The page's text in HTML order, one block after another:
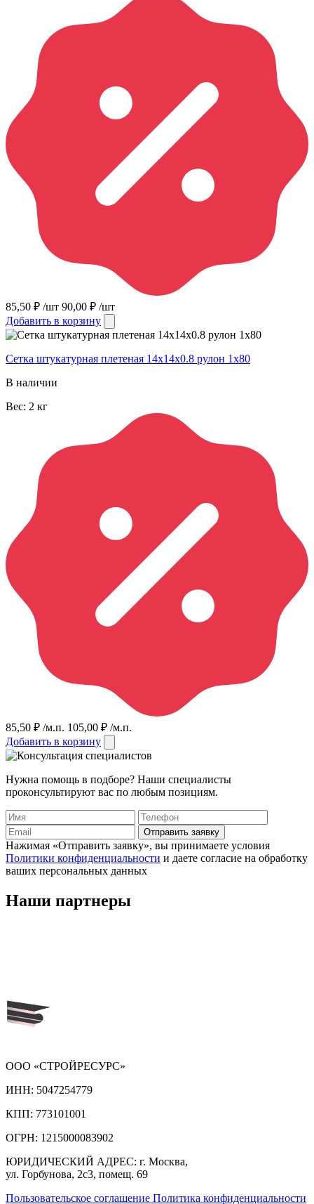
85,50 ₽ /шт 90,00 ₽ /шт
Добавить в корзину
Сетка штукатурная плетеная 14х14х0.8 рулон 1х80
В наличии
Вес: 2 кг
85,50 ₽ /м.п. 105,00 ₽ /м.п.
Добавить в корзину
Нужна помощь в подборе? Наши специалисты
проконсультируют вас по любым позициям.
Отправить заявку
Нажимая «Отправить заявку», вы принимаете условия
Политики конфиденциальности и даете согласие на обработку
ваших персональных данных
Наши партнеры
ООО «СТРОЙРЕСУРС»
ИНН: 5047254779
КПП: 773101001
ОГРН: 1215000083902
ЮРИДИЧЕСКИЙ АДРЕС: г. Москва,
ул. Горбунова, 2с3, помещ. 69
Пользовательское соглашение Политика конфиденциальности